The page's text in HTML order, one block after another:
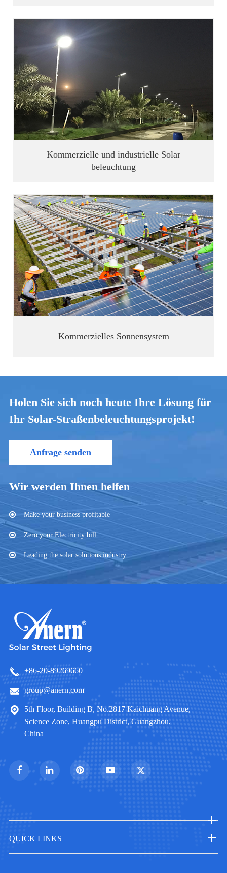
Kommerzielle und industrielle Solar
beleuchtung
Kommerzielles Sonnensystem
Holen Sie sich noch heute Ihre Lösung für
Ihr Solar-Straßenbeleuchtungsprojekt!
Anfrage senden
Wir werden Ihnen helfen
Make your business profitable
Zero your Electricity bill
Leading the solar solutions industry
+86-20-89269660
group@anern.com
5th Floor, Building B, No.2817 Kaichuang Avenue,
Science Zone, Huangpu District, Guangzhou,
China
QUICK LINKS